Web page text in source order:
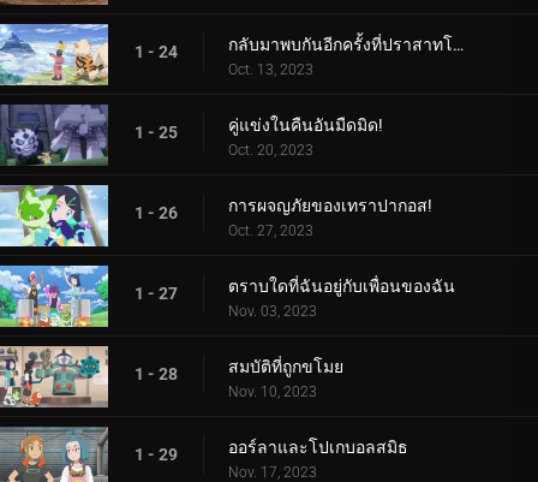
1 - 24 กลับมาพบกันอีกครั้งที่ปราสาทโบราณ!
Oct. 13, 2023
1 - 25 คู่แข่งในคืนอันมืดมิด!
Oct. 20, 2023
1 - 26 การผจญภัยของเทราปากอส!
Oct. 27, 2023
1 - 27 ตราบใดที่ฉันอยู่กับเพื่อนของฉัน
Nov. 03, 2023
1 - 28 สมบัติที่ถูกขโมย
Nov. 10, 2023
1 - 29 ออร์ลาและโปเกบอลสมิธ
Nov. 17, 2023